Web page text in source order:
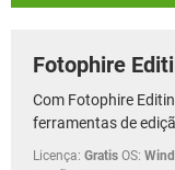
Fotophire
Com Fotophire
ferramentas de
Licença: Gratis OS: